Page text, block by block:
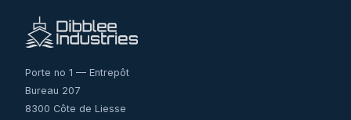
Porte no 1 — Entrepôt
Bureau 207
8300 Côte de Liesse